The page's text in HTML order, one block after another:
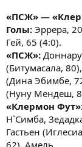
«ПСЖ» —
Голы: Эррера,
Гей, 65 (4:0).
«ПСЖ»:
(Битумасала,
(Дина Эбимбе,
(Нуну Мендеш,
«Клермон
Н`Симба,
Гастьен
62), Амель.